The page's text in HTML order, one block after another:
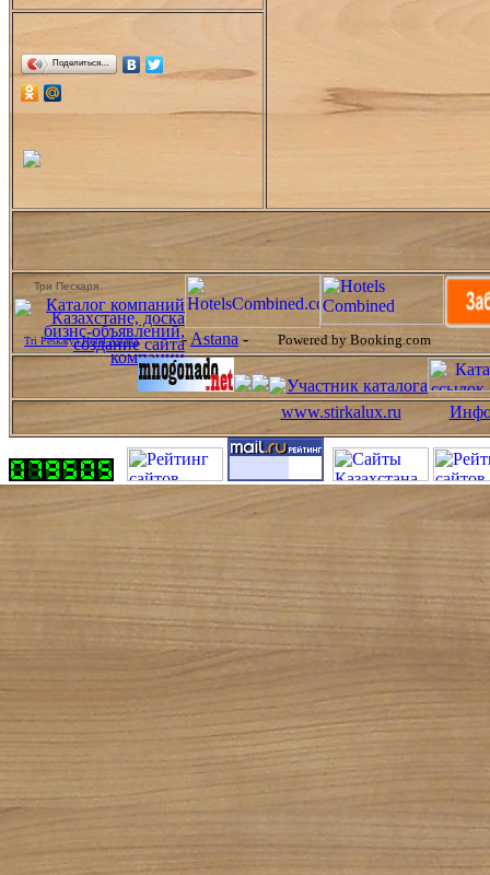
Поделиться…
Три Пескаря
Tri Peskarya Hotel Astana-Astana -Powered by Booking.com
www.stirkalux.ru